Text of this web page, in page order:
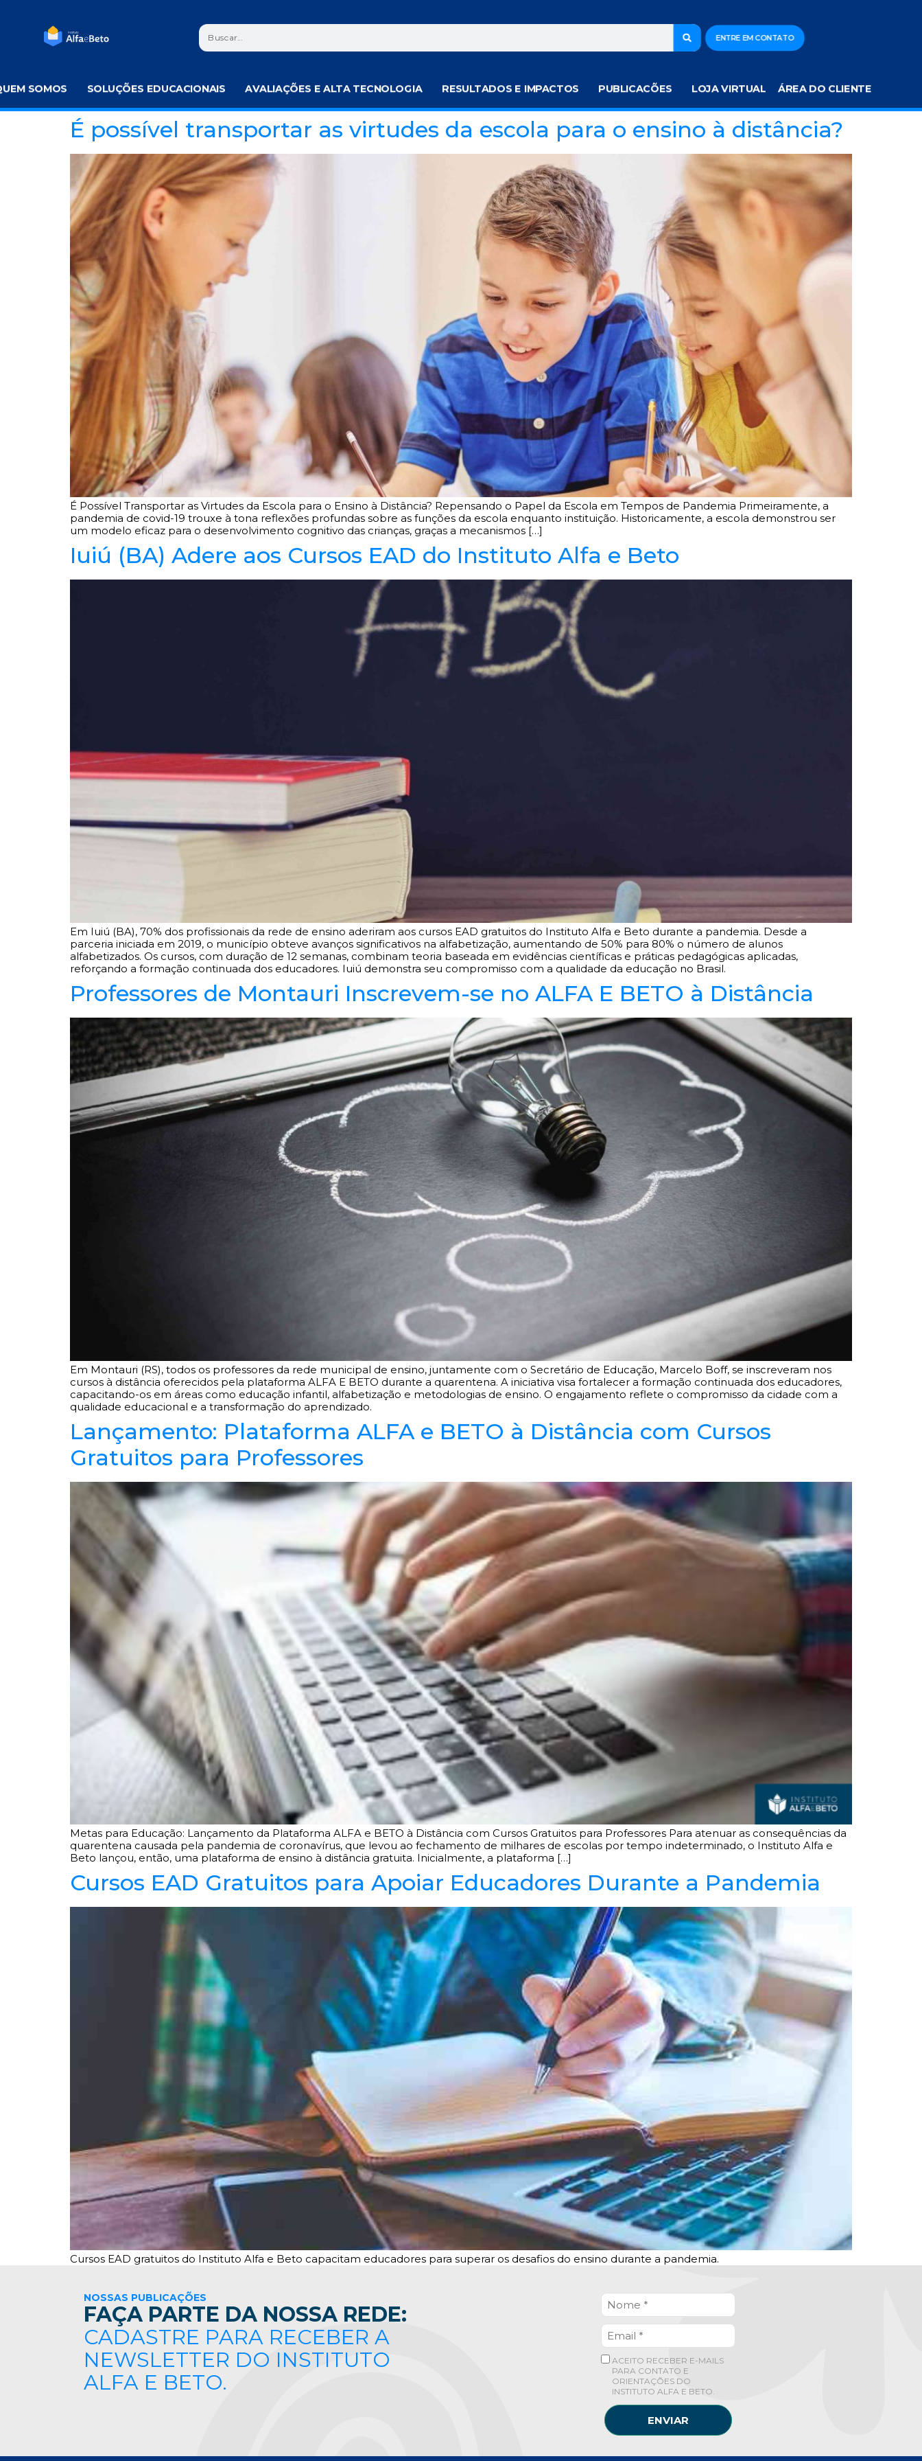
ENTRE EM CONTATO
SOMOS SOLUÇÕES EDUCACIONAIS AVALIAÇÕES E ALTA TECNOLOGIA RESULTADOS E IMPACTOS PUBLICACÕES LOJA VIRTUAL ÁREA DO CLIENTE
É possível transportar as virtudes da escola para o ensino à distância?
É Possível Transportar as Virtudes da Escola para o Ensino à Distância? Repensando o Papel da Escola em Tempos de Pandemia Primeiramente, a
pandemia de covid-19 trouxe à tona reflexões profundas sobre as funções da escola enquanto instituição. Historicamente, a escola demonstrou ser
um modelo eficaz para o desenvolvimento cognitivo das crianças, graças a mecanismos […]
Iuiú (BA) Adere aos Cursos EAD do Instituto Alfa e Beto
Em Iuiú (BA), 70% dos profissionais da rede de ensino aderiram aos cursos EAD gratuitos do Instituto Alfa e Beto durante a pandemia. Desde a
parceria iniciada em 2019, o município obteve avanços significativos na alfabetização, aumentando de 50% para 80% o número de alunos
alfabetizados. Os cursos, com duração de 12 semanas, combinam teoria baseada em evidências científicas e práticas pedagógicas aplicadas,
reforçando a formação continuada dos educadores. Iuiú demonstra seu compromisso com a qualidade da educação no Brasil.
Professores de Montauri Inscrevem-se no ALFA E BETO à Distância
Em Montauri (RS), todos os professores da rede municipal de ensino, juntamente com o Secretário de Educação, Marcelo Boff, se inscreveram nos
cursos à distância oferecidos pela plataforma ALFA E BETO durante a quarentena. A iniciativa visa fortalecer a formação continuada dos educadores,
capacitando-os em áreas como educação infantil, alfabetização e metodologias de ensino. O engajamento reflete o compromisso da cidade com a
qualidade educacional e a transformação do aprendizado.
Lançamento: Plataforma ALFA e BETO à Distância com Cursos
Gratuitos para Professores
Metas para Educação: Lançamento da Plataforma ALFA e BETO à Distância com Cursos Gratuitos para Professores Para atenuar as consequências da
quarentena causada pela pandemia de coronavírus, que levou ao fechamento de milhares de escolas por tempo indeterminado, o Instituto Alfa e
Beto lançou, então, uma plataforma de ensino à distância gratuita. Inicialmente, a plataforma […]
Cursos EAD Gratuitos para Apoiar Educadores Durante a Pandemia
Cursos EAD gratuitos do Instituto Alfa e Beto capacitam educadores para superar os desafios do ensino durante a pandemia.
NOSSAS PUBLICAÇÕES
FAÇA PARTE DA NOSSA REDE:
CADASTRE PARA RECEBER A
NEWSLETTER DO INSTITUTO
ALFA E BETO.
ACEITO RECEBER E-MAILS
PARA CONTATO E
ORIENTAÇÕES DO
INSTITUTO ALFA E BETO.
ENVIAR